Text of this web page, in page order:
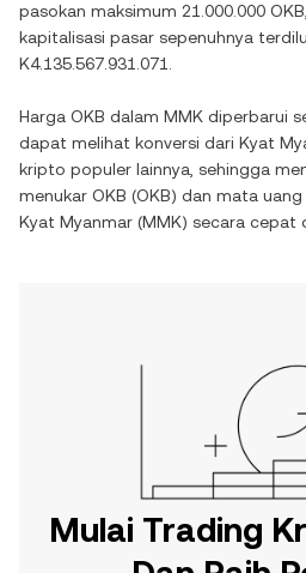
pasokan maksimum 21.000.000 OKB
kapitalisasi pasar sepenuhnya
K4.135.567.931.071
Harga OKB dalam MMK diperbarui
dapat melihat konversi dari Kyat
kripto populer lainnya, sehingga
menukar OKB (OKB) dan mata
Kyat Myanmar (MMK) secara cepat
Mulai Trading